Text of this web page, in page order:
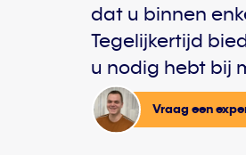
dat u binnen
Tegelijkertijd
u nodig hebt bij
Vraag een